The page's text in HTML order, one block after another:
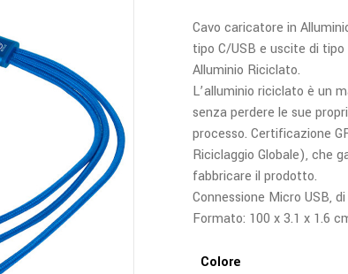
Cavo caricatore in
tipo C/USB e uscite di
Alluminio Riciclato.
L’alluminio riciclato è un
senza perdere le sue
processo. Certificazione
Riciclaggio Globale), che
fabbricare il prodotto.
Connessione Micro USB,
Formato: 100 x 3.1 x 1.6
Colore